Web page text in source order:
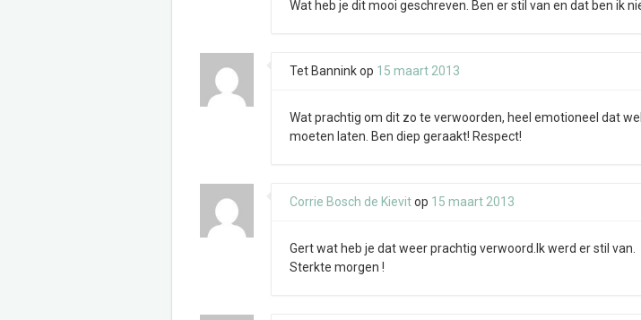
Wat heb je dit mooi geschreven. Ben er stil van en dat ben ik
Tet Banninkop 15 maart 2013
Wat prachtig om dit zo te verwoorden, heel emotioneel dat
moeten laten. Ben diep geraakt! Respect!
Corrie Bosch de Kievitop 15 maart 2013
Gert wat heb je dat weer prachtig verwoord.Ik werd er stil van.
Sterkte morgen !